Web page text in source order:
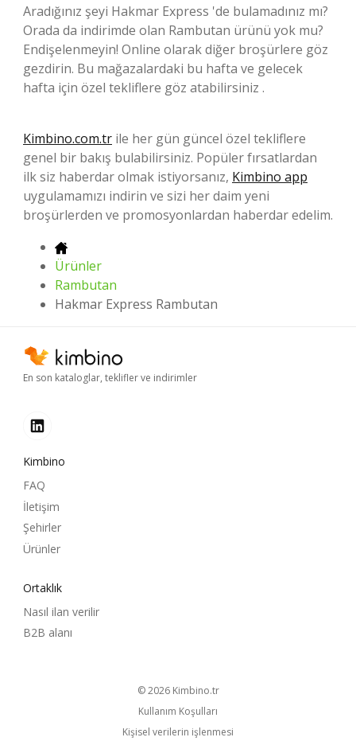
Aradığınız şeyi Hakmar Express 'de bulamadınız mı?
Orada da indirimde olan Rambutan ürünü yok mu?
Endişelenmeyin! Online olarak diğer broşürlere göz
gezdirin. Bu mağazalardaki bu hafta ve gelecek
hafta için özel tekliflere göz atabilirsiniz .
Kimbino.com.tr ile her gün güncel özel tekliflere
genel bir bakış bulabilirsiniz. Popüler fırsatlardan
ilk siz haberdar olmak istiyorsanız, Kimbino app
uygulamamızı indirin ve sizi her daim yeni
broşürlerden ve promosyonlardan haberdar edelim.
Ürünler
Rambutan
Hakmar Express Rambutan
En son kataloglar, teklifler ve indirimler
Kimbino
FAQ
İletişim
Şehirler
Ürünler
Ortaklık
Nasıl ilan verilir
B2B alanı
© 2026 kimbino.tr
Kullanım Koşulları
Kişisel verilerin işlenmesi